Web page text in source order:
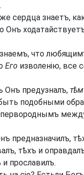
сердца знаетъ,
Онъ
что
Его изволенію, все
Онъ предузналъ,
подобными
предназначилъ,
тѣхъ и
прославилъ.